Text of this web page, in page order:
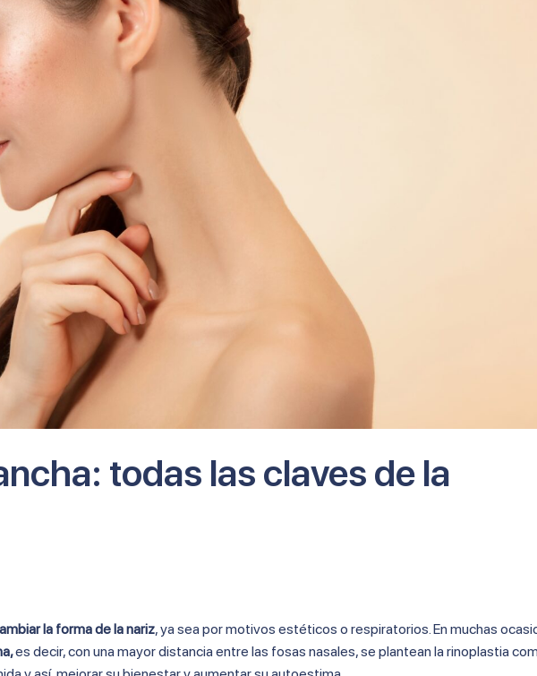
todas las claves de la
la forma de la nariz, ya sea por motivos estéticos o respiratorios. En muchas
es decir, con una mayor distancia entre las fosas nasales, se plantean la rinoplastia